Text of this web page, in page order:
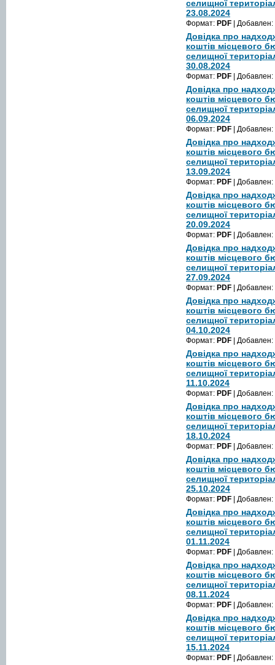
селищної
23.08.2024
Формат: PDF | Добавлен:
Довідка про
коштів місцевого
селищної
30.08.2024
Формат: PDF | Добавлен:
Довідка про
коштів місцевого
селищної
06.09.2024
Формат: PDF | Добавлен:
Довідка про
коштів місцевого
селищної
13.09.2024
Формат: PDF | Добавлен:
Довідка про
коштів місцевого
селищної
20.09.2024
Формат: PDF | Добавлен:
Довідка про
коштів місцевого
селищної
27.09.2024
Формат: PDF | Добавлен:
Довідка про
коштів місцевого
селищної
04.10.2024
Формат: PDF | Добавлен:
Довідка про
коштів місцевого
селищної
11.10.2024
Формат: PDF | Добавлен:
Довідка про
коштів місцевого
селищної
18.10.2024
Формат: PDF | Добавлен:
Довідка про
коштів місцевого
селищної
25.10.2024
Формат: PDF | Добавлен:
Довідка про
коштів місцевого
селищної
01.11.2024
Формат: PDF | Добавлен:
Довідка про
коштів місцевого
селищної
08.11.2024
Формат: PDF | Добавлен:
Довідка про
коштів місцевого
селищної
15.11.2024
Формат: PDF | Добавлен: